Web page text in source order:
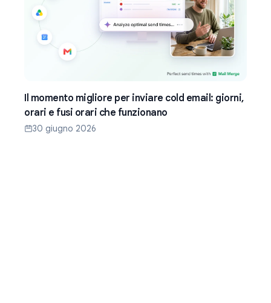
Il momento migliore per inviare cold email: giorni,
orari e fusi orari che funzionano
30 giugno 2026